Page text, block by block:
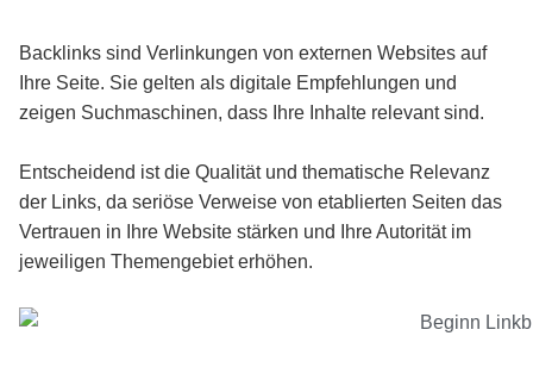
Backlinks sind Verlinkungen von externen Websites auf
Ihre Seite. Sie gelten als digitale Empfehlungen und
zeigen Suchmaschinen, dass Ihre Inhalte relevant sind.
Entscheidend ist die Qualität und thematische Relevanz
der Links, da seriöse Verweise von etablierten Seiten das
Vertrauen in Ihre Website stärken und Ihre Autorität im
jeweiligen Themengebiet erhöhen.